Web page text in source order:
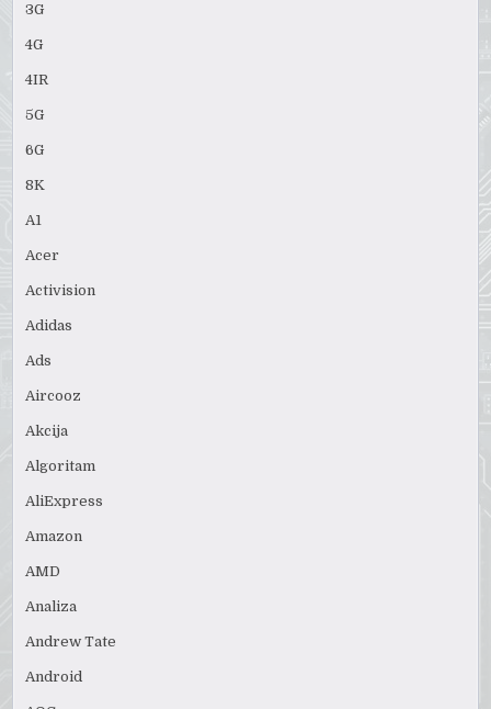
3G
4G
4IR
5G
6G
8K
A1
Acer
Activision
Adidas
Ads
Aircooz
Akcija
Algoritam
AliExpress
Amazon
AMD
Analiza
Andrew Tate
Android